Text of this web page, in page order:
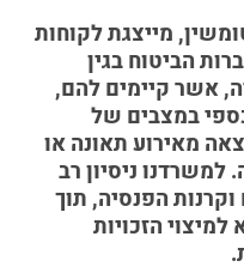
מייצגת לקוחות
הביטוח בגין
אשר קיימים להם,
במצבים של
מאירוע תאונה או
ניסיון רב
הפנסיה, תוך
למיצוי הזכויות